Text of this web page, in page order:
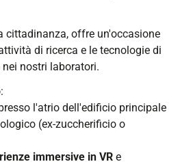
cittadinanza, offre un'occasione
di ricerca e le tecnologie di
nostri laboratori.
l'atrio dell'edificio principale
(ex-zuccherificio o
immersive in VR e